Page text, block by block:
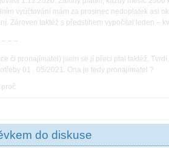
vyúčtování mám za prosinec nedoplatek asi
Zároven taktéž s předstihem vypočítal leden –
– – –
či pronajímatel) jsem se jí přeci ptal taktéž.
01 . 05/2021. Ona je tedy pronajímatel ?
do diskuse